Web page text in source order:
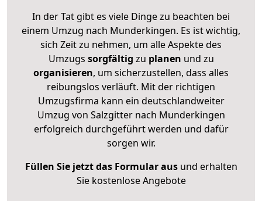
In der Tat gibt es viele Dinge zu beachten bei
einem Umzug nach Munderkingen. Es ist wichtig,
sich Zeit zu nehmen, um alle Aspekte des
Umzugs sorgfältig zu planen und zu
organisieren, um sicherzustellen, dass alles
reibungslos verläuft. Mit der richtigen
Umzugsfirma kann ein deutschlandweiter
Umzug von Salzgitter nach Munderkingen
erfolgreich durchgeführt werden und dafür
sorgen wir.
Füllen Sie jetzt das Formular ausund erhalten
Sie kostenlose Angebote